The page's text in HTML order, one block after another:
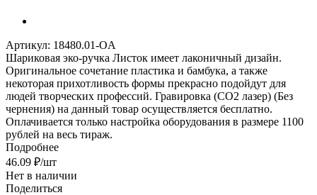
Артикул: 18480.01-OA
Шариковая эко-ручка Листок имеет лаконичный дизайн.
Оригинальное сочетание пластика и бамбука, а также
некоторая прихотливость формы прекрасно подойдут для
людей творческих профессий. Гравировка (CO2 лазер) (Без
чернения) на данный товар осуществляется бесплатно.
Оплачивается только настройка оборудования в размере 1100
рублей на весь тираж.
Подробнее
46.09 ₽/шт
Нет в наличии
Поделиться